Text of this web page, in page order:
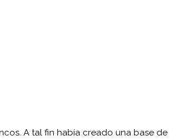
A tal fin había creado una base de